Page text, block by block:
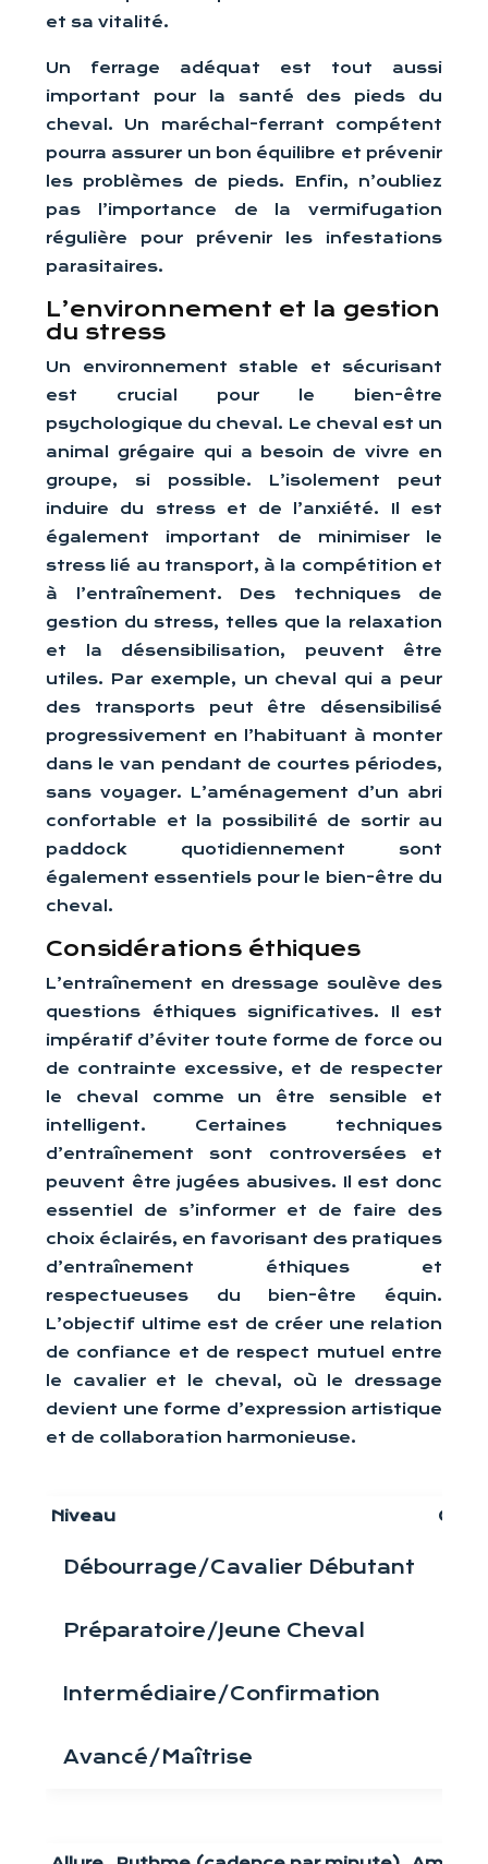
et sa vitalité.
Un ferrage adéquat est tout aussi
important pour la santé des pieds du
cheval. Un maréchal-ferrant compétent
pourra assurer un bon équilibre et prévenir
les problèmes de pieds. Enfin, n’oubliez
pas l’importance de la vermifugation
régulière pour prévenir les infestations
parasitaires.
L’environnement et la gestion
du stress
Un environnement stable et sécurisant
est crucial pour le bien-être
psychologique du cheval. Le cheval est un
animal grégaire qui a besoin de vivre en
groupe, si possible. L’isolement peut
induire du stress et de l’anxiété. Il est
également important de minimiser le
stress lié au transport, à la compétition et
à l’entraînement. Des techniques de
gestion du stress, telles que la relaxation
et la désensibilisation, peuvent être
utiles. Par exemple, un cheval qui a peur
des transports peut être désensibilisé
progressivement en l’habituant à monter
dans le van pendant de courtes périodes,
sans voyager. L’aménagement d’un abri
confortable et la possibilité de sortir au
paddock quotidiennement sont
également essentiels pour le bien-être du
cheval.
Considérations éthiques
L’entraînement en dressage soulève des
questions éthiques significatives. Il est
impératif d’éviter toute forme de force ou
de contrainte excessive, et de respecter
le cheval comme un être sensible et
intelligent. Certaines techniques
d’entraînement sont controversées et
peuvent être jugées abusives. Il est donc
essentiel de s’informer et de faire des
choix éclairés, en favorisant des pratiques
d’entraînement éthiques et
respectueuses du bien-être équin.
L’objectif ultime est de créer une relation
de confiance et de respect mutuel entre
le cavalier et le cheval, où le dressage
devient une forme d’expression artistique
et de collaboration harmonieuse.
Niveau
Débourrage/Cavalier Débutant
Préparatoire/Jeune Cheval
Intermédiaire/Confirmation
Avancé/Maîtrise